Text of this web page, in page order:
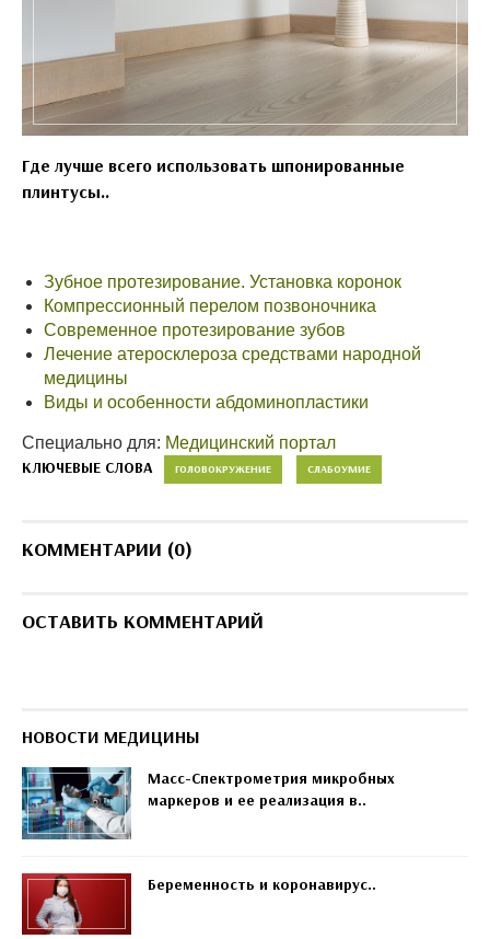
Где лучше всего использовать шпонированные
плинтусы..
Зубное протезирование. Установка коронок
Компрессионный перелом позвоночника
Современное протезирование зубов
Лечение атеросклероза средствами народной
медицины
Виды и особенности абдоминопластики
Специально для: Медицинский портал
КЛЮЧЕВЫЕ СЛОВА ГОЛОВОКРУЖЕНИЕ СЛАБОУМИЕ
КОММЕНТАРИИ (0)
ОСТАВИТЬ КОММЕНТАРИЙ
НОВОСТИ МЕДИЦИНЫ
Масс-Спектрометрия микробных
маркеров и ее реализация в..
Беременность и коронавирус..